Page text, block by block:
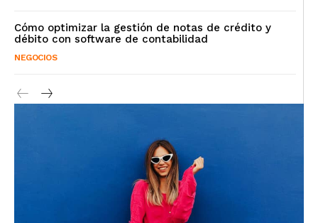
Cómo optimizar la gestión de notas de crédito y
débito con software de contabilidad
NEGOCIOS